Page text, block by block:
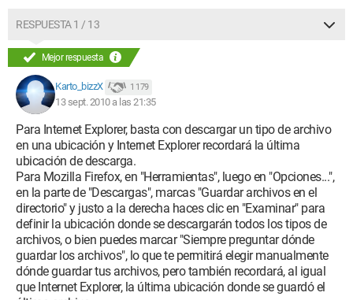
RESPUESTA 1 / 13
Mejor respuesta
Karto_bizzX 1 179
13 sept. 2010 a las 21:35
Para Internet Explorer, basta con descargar un tipo de archivo
en una ubicación y Internet Explorer recordará la última
ubicación de descarga.
Para Mozilla Firefox, en "Herramientas", luego en "Opciones...",
en la parte de "Descargas", marcas "Guardar archivos en el
directorio" y justo a la derecha haces clic en "Examinar" para
definir la ubicación donde se descargarán todos los tipos de
archivos, o bien puedes marcar "Siempre preguntar dónde
guardar los archivos", lo que te permitirá elegir manualmente
dónde guardar tus archivos, pero también recordará, al igual
que Internet Explorer, la última ubicación donde se guardó el